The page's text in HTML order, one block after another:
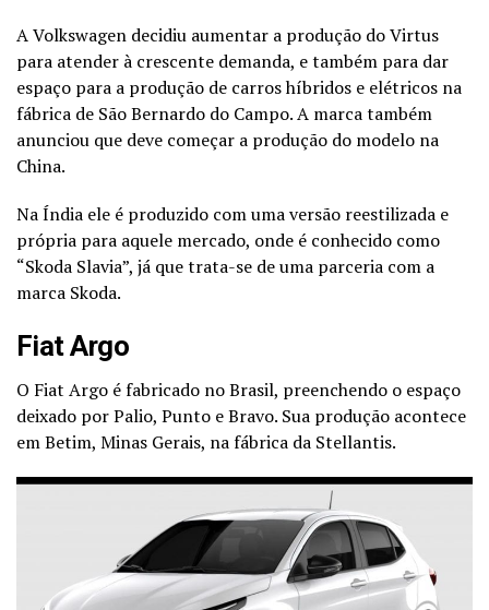
A Volkswagen decidiu aumentar a produção do Virtus
para atender à crescente demanda, e também para dar
espaço para a produção de carros híbridos e elétricos na
fábrica de São Bernardo do Campo. A marca também
anunciou que deve começar a produção do modelo na
China.
Na Índia ele é produzido com uma versão reestilizada e
própria para aquele mercado, onde é conhecido como
“Skoda Slavia”, já que trata-se de uma parceria com a
marca Skoda.
Fiat Argo
O Fiat Argo é fabricado no Brasil, preenchendo o espaço
deixado por Palio, Punto e Bravo. Sua produção acontece
em Betim, Minas Gerais, na fábrica da Stellantis.